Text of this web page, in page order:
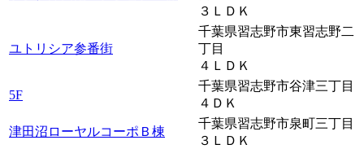
３ＬＤＫ
ユトリシア参番街
千葉県習志野市東習志野二
丁目
４ＬＤＫ
5F
千葉県習志野市谷津三丁目
４ＤＫ
津田沼ローヤルコーポＢ棟
千葉県習志野市泉町三丁目
３ＬＤＫ